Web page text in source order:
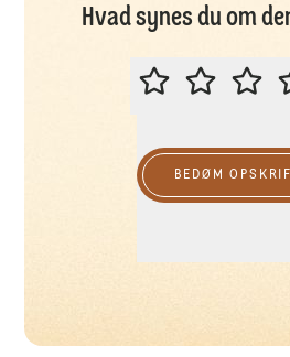
Hvad synes du om
BEDØM